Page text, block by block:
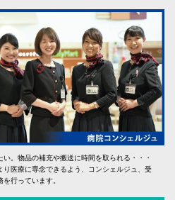
。物品の補充や搬送に時間を取られる・・・
医療に専念できるよう、コンシェルジュ、受
行っています。